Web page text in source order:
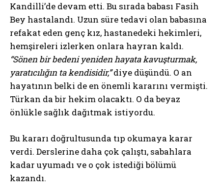
Kandilli’de devam etti. Bu sırada babası Fasih
Bey hastalandı. Uzun süre tedavi olan babasına
refakat eden genç kız, hastanedeki hekimleri,
hemşireleri izlerken onlara hayran kaldı.
“Sönen bir bedeni yeniden hayata kavuşturmak,
yaratıcılığın ta kendisidir,”diye düşündü. O an
hayatının belki de en önemli kararını vermişti.
Türkan da bir hekim olacaktı. O da beyaz
önlükle sağlık dağıtmak istiyordu.
Bu kararı doğrultusunda tıp okumaya karar
verdi. Derslerine daha çok çalıştı, sabahlara
kadar uyumadı ve o çok istediği bölümü
kazandı.